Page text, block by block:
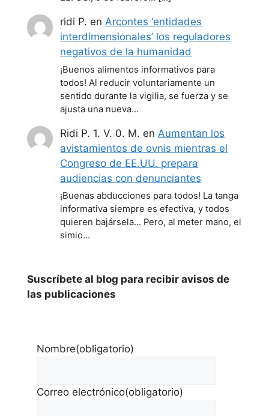
ridi P. enArcontes ‘entidades
interdimensionales’ los reguladores
negativos de la humanidad
¡Buenos alimentos informativos para
todos! Al reducir voluntariamente un
sentido durante la vigilia, se fuerza y se
ajusta una nueva…
Ridi P. 1. V. 0. M. en Aumentan los
avistamientos de ovnis mientras el
Congreso de EE.UU. prepara
audiencias con denunciantes
¡Buenas abducciones para todos! La tanga
informativa siempre es efectiva, y todos
quieren bajársela... Pero, al meter mano, el
simio…
Suscríbete al blog para recibir avisos de
las publicaciones
Nombre(obligatorio)
Correo electrónico(obligatorio)